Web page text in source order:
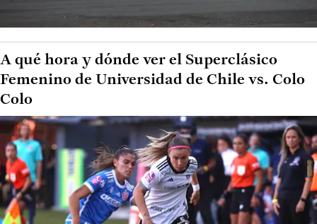
A qué hora y dónde ver el Superclásico
Femenino de Universidad de Chile vs. Colo
Colo